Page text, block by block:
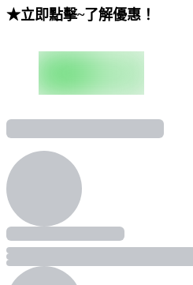
★立即點擊~了解優惠！